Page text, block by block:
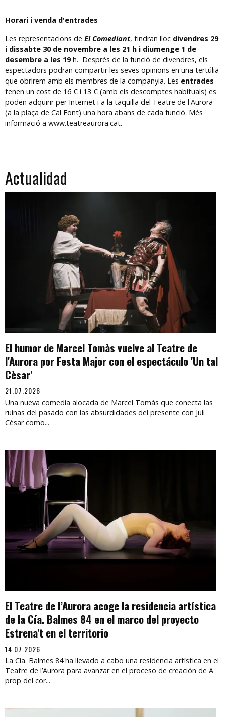
Horari i venda d'entrades
Les representacions de El Comediant, tindran lloc divendres 29
i dissabte 30 de novembre a les 21 h i diumenge 1 de
desembre a les 19h. Després de la funció de divendres, els
espectadors podran compartir les seves opinions en una tertúlia
que obrirem amb els membres de la companyia. Les entrades
tenen un cost de 16 € i 13 € (amb els descomptes habituals) es
poden adquirir per Internet i a la taquilla del Teatre de l'Aurora
(a la plaça de Cal Font) una hora abans de cada funció. Més
informació a www.teatreaurora.cat.
Actualidad
El humor de Marcel Tomàs vuelve al Teatre de
l'Aurora por Festa Major con el espectáculo 'Un tal
Cèsar'
21.07.2026
Una nueva comedia alocada de Marcel Tomàs que conecta las
ruinas del pasado con las absurdidades del presente con Juli
Cèsar como...
El Teatre de l’Aurora acoge la residencia artística
de la Cía. Balmes 84 en el marco del proyecto
Estrena't en el territorio
14.07.2026
La Cía. Balmes 84 ha llevado a cabo una residencia artística en el
Teatre de l’Aurora para avanzar en el proceso de creación de A
prop del cor...